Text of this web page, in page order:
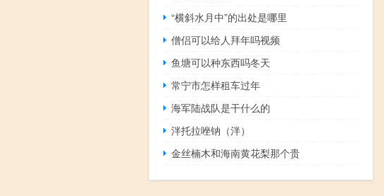
“横斜水月中”的出处是哪里
僧侣可以给人拜年吗视频
鱼塘可以种东西吗冬天
常宁市怎样租车过年
海军陆战队是干什么的
泮托拉唑钠（泮）
金丝楠木和海南黄花梨那个贵